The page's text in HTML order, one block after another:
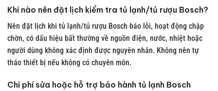
Khi nào nên đặt lịch kiểm tra tủ lạnh/tủ rượu Bosch?
Nên đặt lịch khi tủ lạnh/tủ rượu Bosch báo lỗi, hoạt động chập
chờn, có dấu hiệu bất thường về nguồn điện, nước, nhiệt hoặc
người dùng không xác định được nguyên nhân. Không nên tự
tháo thiết bị nếu không có chuyên môn.
Chi phí sửa hoặc hỗ trợ bảo hành tủ lạnh Bosch